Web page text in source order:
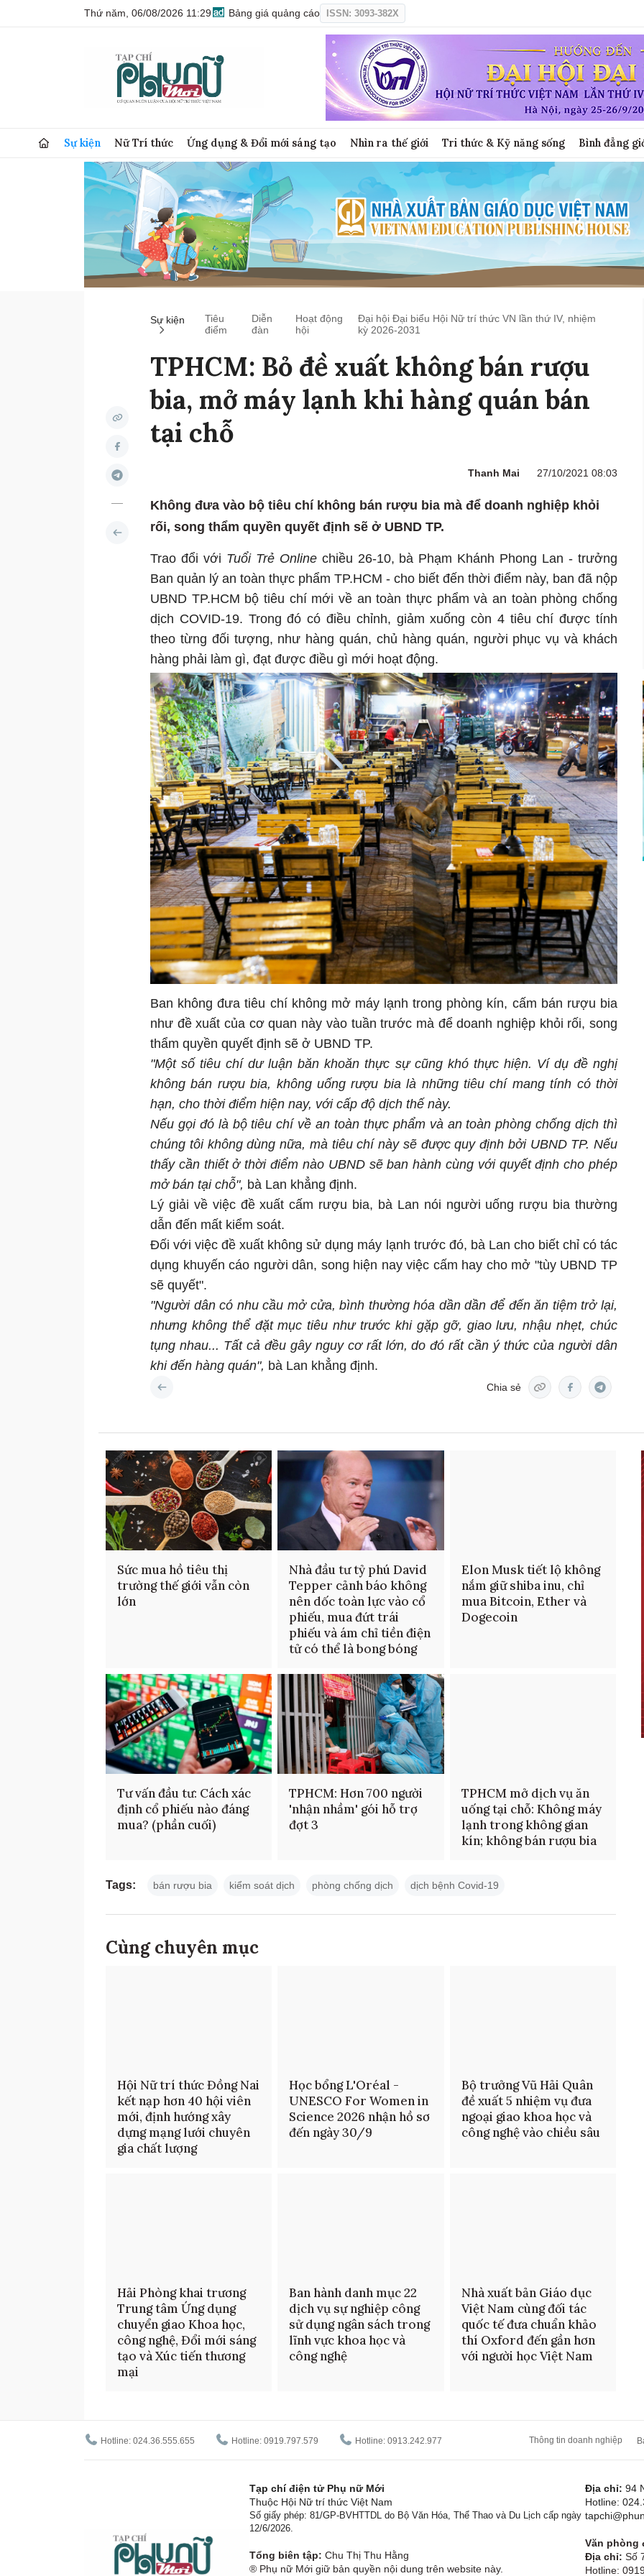
Thứ năm, 06/08/2026 11:29 Bảng giá quảng cáo ISSN: 3093-382X
Sự kiện Nữ Trí thức Ứng dụng & Đổi mới sáng tạo Nhìn ra thế giới Tri thức & Kỹ năng sống Bình đẳng
Sự kiện
Tiêu
điểm
Diễn
đàn
Hoạt động
hội
Đại hội Đại biểu Hội Nữ trí thức VN lần thứ IV, nhiệm
kỳ 2026-2031
TPHCM: Bỏ đề xuất không bán rượu
bia, mở máy lạnh khi hàng quán bán
tại chỗ
Thanh Mai 27/10/2021 08:03
Không đưa vào bộ tiêu chí không bán rượu bia mà để doanh nghiệp khỏi
rối, song thẩm quyền quyết định sẽ ở UBND TP.
Trao đổi với Tuổi Trẻ Online chiều 26-10, bà Phạm Khánh Phong Lan - trưởng
Ban quản lý an toàn thực phẩm TP.HCM - cho biết đến thời điểm này, ban đã nộp
UBND TP.HCM bộ tiêu chí mới về an toàn thực phẩm và an toàn phòng chống
dịch COVID-19. Trong đó có điều chỉnh, giảm xuống còn 4 tiêu chí được tính
theo từng đối tượng, như hàng quán, chủ hàng quán, người phục vụ và khách
hàng phải làm gì, đạt được điều gì mới hoạt động.
Ban không đưa tiêu chí không mở máy lạnh trong phòng kín, cấm bán rượu bia
như đề xuất của cơ quan này vào tuần trước mà để doanh nghiệp khỏi rối, song
thẩm quyền quyết định sẽ ở UBND TP.
"Một số tiêu chí dư luận băn khoăn thực sự cũng khó thực hiện. Ví dụ đề nghị
không bán rượu bia, không uống rượu bia là những tiêu chí mang tính có thời
hạn, cho thời điểm hiện nay, với cấp độ dịch thế này.
Nếu gọi đó là bộ tiêu chí về an toàn thực phẩm và an toàn phòng chống dịch thì
chúng tôi không dùng nữa, mà tiêu chí này sẽ được quy định bởi UBND TP. Nếu
thấy cần thiết ở thời điểm nào UBND sẽ ban hành cùng với quyết định cho phép
mở bán tại chỗ", bà Lan khẳng định.
Lý giải về việc đề xuất cấm rượu bia, bà Lan nói người uống rượu bia thường
dẫn đến mất kiểm soát.
Đối với việc đề xuất không sử dụng máy lạnh trước đó, bà Lan cho biết chỉ có tác
dụng khuyến cáo người dân, song hiện nay việc cấm hay cho mở "tùy UBND TP
sẽ quyết".
"Người dân có nhu cầu mở cửa, bình thường hóa dần dần để đến ăn tiệm trở lại,
nhưng không thể đặt mục tiêu như trước khi gặp gỡ, giao lưu, nhậu nhẹt, chúc
tụng nhau... Tất cả đều gây nguy cơ rất lớn, do đó rất cần ý thức của người dân
khi đến hàng quán", bà Lan khẳng định.
Chia sẻ
Sức mua hồ tiêu thị
trường thế giới vẫn còn
lớn
Nhà đầu tư tỷ phú David
Tepper cảnh báo không
nên dốc toàn lực vào cổ
phiếu, mua đứt trái
phiếu và ám chỉ tiền điện
tử có thể là bong bóng
Elon Musk tiết lộ không
nắm giữ shiba inu, chỉ
mua Bitcoin, Ether và
Dogecoin
Tư vấn đầu tư: Cách xác
định cổ phiếu nào đáng
mua? (phần cuối)
TPHCM: Hơn 700 người
'nhận nhầm' gói hỗ trợ
đợt 3
TPHCM mở dịch vụ ăn
uống tại chỗ: Không máy
lạnh trong không gian
kín; không bán rượu bia
Tags: bán rượu bia kiểm soát dịch phòng chống dịch dịch bệnh Covid-19
Cùng chuyên mục
Hội Nữ trí thức Đồng Nai
kết nạp hơn 40 hội viên
mới, định hướng xây
dựng mạng lưới chuyên
gia chất lượng
Học bổng L'Oréal -
UNESCO For Women in
Science 2026 nhận hồ sơ
đến ngày 30/9
Bộ trưởng Vũ Hải Quân
đề xuất 5 nhiệm vụ đưa
ngoại giao khoa học và
công nghệ vào chiều sâu
Hải Phòng khai trương
Trung tâm Ứng dụng
chuyển giao Khoa học,
công nghệ, Đổi mới sáng
tạo và Xúc tiến thương
mại
Ban hành danh mục 22
dịch vụ sự nghiệp công
sử dụng ngân sách trong
lĩnh vực khoa học và
công nghệ
Nhà xuất bản Giáo dục
Việt Nam cùng đối tác
quốc tế đưa chuẩn khảo
thí Oxford đến gần hơn
với người học Việt Nam
Hotline: 024.36.555.655 Hotline: 0919.797.579 Hotline: 0913.242.977 Thông tin doanh nghiệp
Tạp chí điện tử Phụ nữ Mới
Thuộc Hội Nữ trí thức Việt Nam
Số giấy phép: 81/GP-BVHTTDL do Bộ Văn Hóa, Thể Thao và Du Lịch cấp ngày
12/6/2026.
Tổng biên tập: Chu Thị Thu Hằng
® Phụ nữ Mới giữ bản quyền nội dung trên website này.
Địa chỉ: 94
Hotline:
Văn phòng
Địa chỉ: Số
Hotline: